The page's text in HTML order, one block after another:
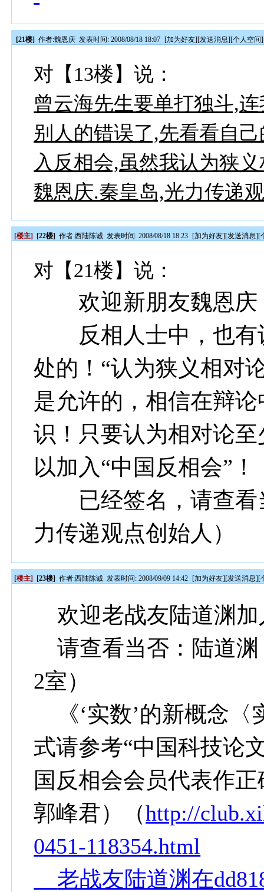
[21楼] 作者:魏恩庆 发表时间: 2008/08/18 18:07 [加为好友][发送消息][个人空间]
对【13楼】说：
曾云海先生要单打独斗,
别人的错误了,先看看自
入反相会,虽然我认为狭
魏恩庆.秦皇岛,光力传递
[楼主] [22楼] 作者:西陆陈诚 发表时间: 2008/08/18 18:23 [加为好友][发送消息][
对【21楼】说：
欢迎新朋友魏恩庆
反相人士中，也有
处的！“认为狭义相对
是允许的，相信在辩
识！只要认为相对论
以加入“中国反相会”！
已经签名，请查看
力传递观点创始人）
[楼主] [23楼] 作者:西陆陈诚 发表时间: 2008/09/09 14:42 [加为好友][发送消息][
欢迎老战友陆道渊加
请查看当否：陆道渊
2室）
《‘实数’的新概念〈
式请参考“中国科技论
国反相会会员代表作
郭峰君）（http://
0451-118354.html
老战友陆道渊在